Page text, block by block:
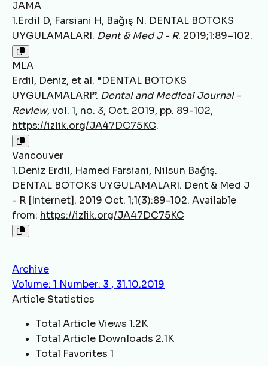
JAMA
1.Erdil D, Farsiani H, Bağış N. DENTAL BOTOKS
UYGULAMALARI. Dent & Med J - R. 2019;1:89–102.
MLA
Erdil, Deniz, et al. “DENTAL BOTOKS
UYGULAMALARI”. Dental and Medical Journal -
Review, vol. 1, no. 3, Oct. 2019, pp. 89-102,
https://izlik.org/JA47DC75KC.
Vancouver
1.Deniz Erdil, Hamed Farsiani, Nilsun Bağış.
DENTAL BOTOKS UYGULAMALARI. Dent & Med J
- R [Internet]. 2019 Oct. 1;1(3):89-102. Available
from: https://izlik.org/JA47DC75KC
Archive
Volume: 1 Number: 3 , 31.10.2019
Article Statistics
Total Article Views 1.2K
Total Article Downloads 2.1K
Total Favorites 1